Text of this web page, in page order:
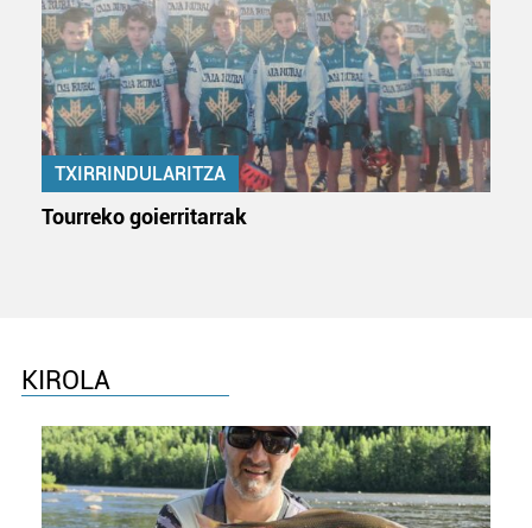
TXIRRINDULARITZA
Tourreko goierritarrak
KIROLA